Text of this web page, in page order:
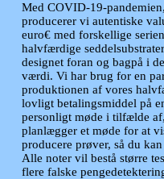
Med COVID-19-
producerer vi autentiske
euro€ med forskellige
halvfærdige
designet foran og bagpå i
værdi. Vi har brug for en
produktionen af ​​vores
lovligt betalingsmiddel på
personligt møde i tilfælde
planlægger et møde for at
producere prøver, så du
Alle noter vil bestå større
flere falske